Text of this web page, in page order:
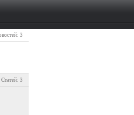
3
Статей: 3